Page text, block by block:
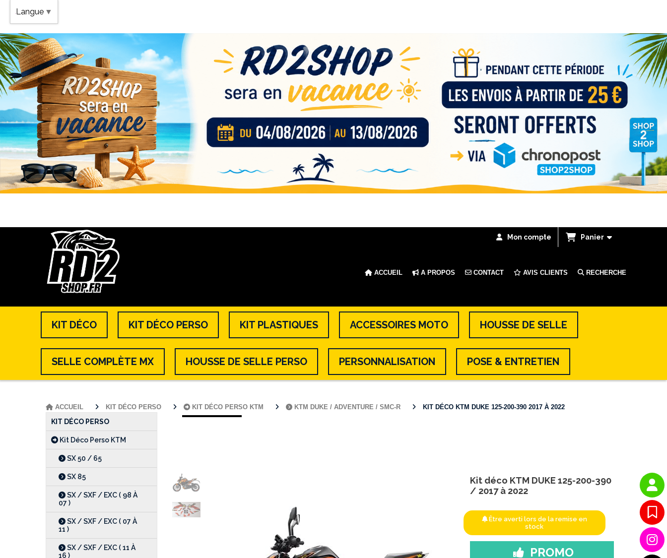
Bandeau
Vacances
Mon compte Panier
ACCUEIL A PROPOS CONTACT AVIS CLIENTS RECHERCHE
KIT DÉCO KIT DÉCO PERSO KIT PLASTIQUES ACCESSOIRES MOTO HOUSSE DE SELLE
SELLE COMPLÈTE MX HOUSSE DE SELLE PERSO PERSONNALISATION POSE & ENTRETIEN
KIT DÉCO PERSO
Kit Déco Perso KTM
SX 50 / 65
SX 85
SX / SXF / EXC ( 98 À
07 )
SX / SXF / EXC ( 07 À
11 )
SX / SXF / EXC ( 11 À
16 )
ACCUEIL KIT DÉCO PERSO KIT DÉCO PERSO KTM KTM DUKE / ADVENTURE / SMC-R KIT DÉCO KTM DUKE 125-200-390 2017 À 2022
PROMO
Kit déco KTM DUKE 125-200-390
/ 2017 à 2022
Être averti lors de la remise en
stock
Langue ▼